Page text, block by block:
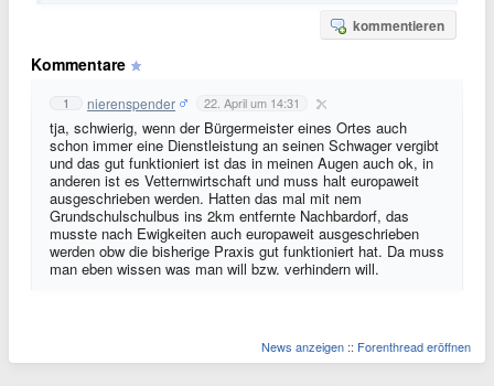
kommentieren
Kommentare
1 nierenspender 22. April um 14:31
tja, schwierig, wenn der Bürgermeister eines Ortes auch
schon immer eine Dienstleistung an seinen Schwager vergibt
und das gut funktioniert ist das in meinen Augen auch ok, in
anderen ist es Vetternwirtschaft und muss halt europaweit
ausgeschrieben werden. Hatten das mal mit nem
Grundschulschulbus ins 2km entfernte Nachbardorf, das
musste nach Ewigkeiten auch europaweit ausgeschrieben
werden obw die bisherige Praxis gut funktioniert hat. Da muss
man eben wissen was man will bzw. verhindern will.
News anzeigen :: Forenthread eröffnen